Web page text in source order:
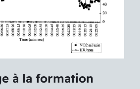
à la formation